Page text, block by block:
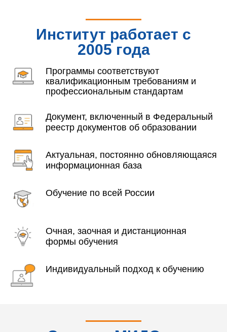
Институт работает с
2005 года
Программы соответствуют
квалификационным требованиям и
профессиональным стандартам
Документ, включенный в Федеральный
реестр документов об образовании
Актуальная, постоянно обновляющаяся
информационная база
Обучение по всей России
Очная, заочная и дистанционная
формы обучения
Индивидуальный подход к обучению